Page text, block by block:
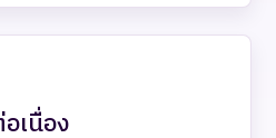
เนื่อง